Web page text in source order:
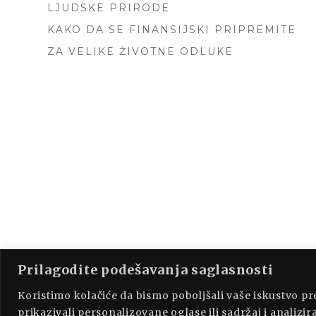
Prilagodite podešavanja saglasnosti
Koristimo kolačiće da bismo poboljšali vaše iskustvo
prikazivali personalizovane oglase ili sadržaj i
LJUDSKE PRIRODE
KAKO DA SE FINANSIJSKI PRIPREMITE
ZA VELIKE ŽIVOTNE ODLUKE
PROUDLY